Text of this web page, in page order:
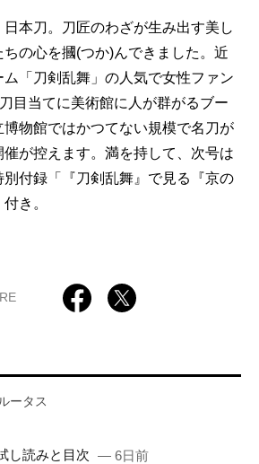
本刀。刀匠のわざが生み出す美し
の心を摑(つか)んできました。近
「刀剣乱舞」の人気で女性ファン
目当てに美術館に人が群がるブー
博物館ではかつてない規模で名刀が
が控えます。満を持して、次号は
別付録「『刀剣乱舞』で見る『京の
き。
ータス
し読みと目次 — 6日前